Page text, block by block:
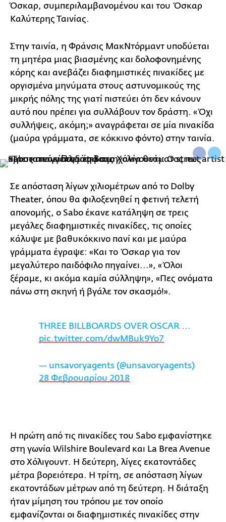
Όσκαρ, συμπεριλαμβανομένου και του Όσκαρ
Καλύτερης Ταινίας.
Στην ταινία, η Φράνσις ΜακΝτόρμαντ υποδύεται
τη μητέρα μιας βιασμένης και δολοφονημένης
κόρης και ανεβάζει διαφημιστικές πινακίδες με
οργισμένα μηνύματα στους αστυνομικούς της
μικρής πόλης της γιατί πιστεύει ότι δεν κάνουν
αυτό που πρέπει για συλλάβουν τον δράστη. «Όχι
συλλήψεις, ακόμη;» αναγράφεται σε μία πινακίδα
(μαύρα γράμματα, σε κόκκινο φόντο) στην ταινία.
Σε απόσταση λίγων χιλιομέτρων από το Dolby
Theater, όπου θα φιλοξενηθεί η φετινή τελετή
απονομής, ο Sabo έκανε κατάληψη σε τρεις
μεγάλες διαφημιστικές πινακίδες, τις οποίες
κάλυψε με βαθυκόκκινο πανί και με μαύρα
γράμματα έγραψε: «Και το Όσκαρ για τον
μεγαλύτερο παιδόφιλο πηγαίνει...», «Όλοι
ξέραμε, κι ακόμα καμία σύλληψη», «Πες ονόματα
πάνω στη σκηνή ή βγάλε τον σκασμό!».
THREE BILLBOARDS OVER OSCAR ...
pic.twitter.com/dwMBuk9Yo7
— unsavoryagents (@unsavoryagents)
28 Φεβρουαρίου 2018
Η πρώτη από τις πινακίδες του Sabo εμφανίστηκε
στη γωνία Wilshire Boulevard και La Brea Avenue
στο Χόλιγουντ. Η δεύτερη, λίγες εκατοντάδες
μέτρα βορειότερα. Η τρίτη, σε απόσταση λίγων
εκατοντάδων μέτρων από τη δεύτερη. Η διάταξη
ήταν μίμηση του τρόπου με τον οποίο
εμφανίζονται οι διαφημιστικές πινακίδες στην